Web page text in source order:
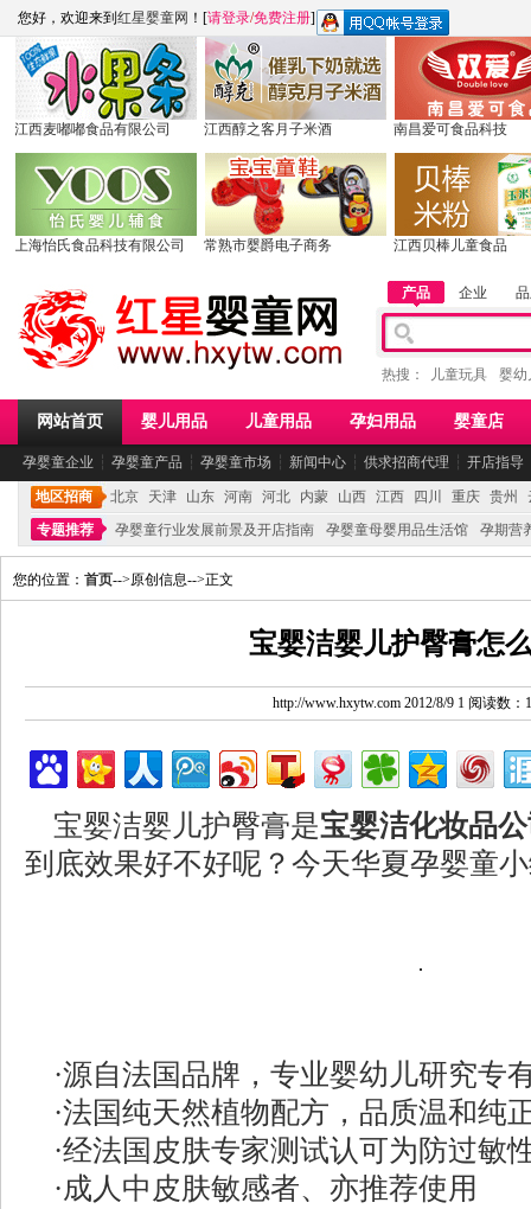
您好，欢迎来到 红星婴童网 ！[请登录/免费注册]
江西麦嘟嘟食品有限公司 江西醇之客月子米酒 南昌爱可食品科技
上海怡氏食品科技有限公司 常熟市婴爵电子商务 江西贝棒儿童食品
产品 企业
热搜： 儿童玩具 婴幼
网站首页 婴儿用品 儿童用品 孕妇用品 婴童店
孕婴童企业 ┆ 孕婴童产品 ┆ 孕婴童市场 ┆ 新闻中心 ┆ 供求招商代理 ┆ 开店指导
地区招商 北京 天津 山东 河南 河北 内蒙 山西 江西 四川 重庆 贵州
专题推荐
孕婴童行业发展前景及开店指南 孕婴童母婴用品生活馆 孕期营
您的位置： 首页-->原创信息-->正文
宝婴洁婴儿护臀膏怎
http://www.hxytw.com 2012/8/9 1 阅读数：
宝婴洁婴儿护臀膏是宝婴洁化妆品
到底效果好不好呢？今天华夏孕婴童
·源自法国品牌，专业婴幼儿研究专
·法国纯天然植物配方，品质温和纯
·经法国皮肤专家测试认可为防过敏
·成人中皮肤敏感者、亦推荐使用